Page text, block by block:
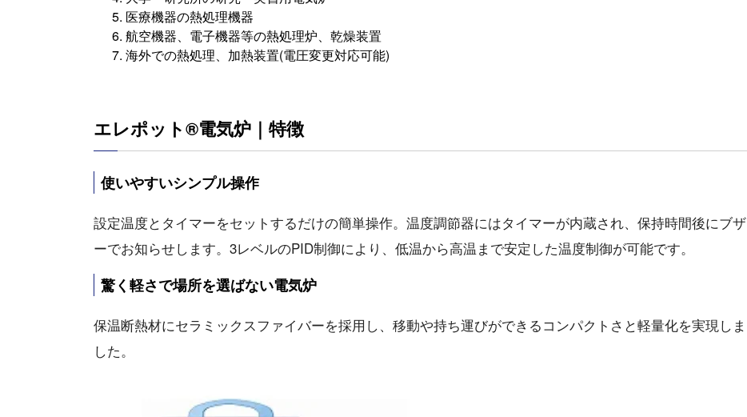
医療機器の熱処理機器
航空機器、電子機器等の熱処理炉、乾燥装置
海外での熱処理、加熱装置(電圧変更対応可能)
エレポット®電気炉｜特徴
使いやすいシンプル操作
設定温度とタイマーをセットするだけの簡単操作。温度調節器にはタイマーが内蔵され、保持時間後にブザ
ーでお知らせします。3レベルのPID制御により、低温から高温まで安定した温度制御が可能です。
驚く軽さで場所を選ばない電気炉
保温断熱材にセラミックスファイバーを採用し、移動や持ち運びができるコンパクトさと軽量化を実現しま
した。